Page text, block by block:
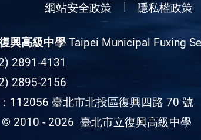
網站安全政策 隱私權政策
興高級中學Taipei Municipal Fuxing
2891-4131
2895-2156
112056 臺北市北投區復興四路 70 號
© 2010 - 2026 臺北市立復興高級中學